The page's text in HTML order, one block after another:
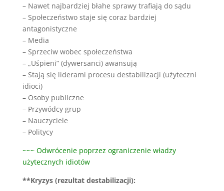
– Nawet najbardziej błahe sprawy trafiają do sądu
– Społeczeństwo staje się coraz bardziej
antagonistyczne
– Media
– Sprzeciw wobec społeczeństwa
– „Uśpieni” (dywersanci) awansują
– Stają się liderami procesu destabilizacji (użyteczni
idioci)
– Osoby publiczne
– Przywódcy grup
– Nauczyciele
– Politycy
~~~ Odwrócenie poprzez ograniczenie władzy
użytecznych idiotów
**Kryzys (rezultat destabilizacji):